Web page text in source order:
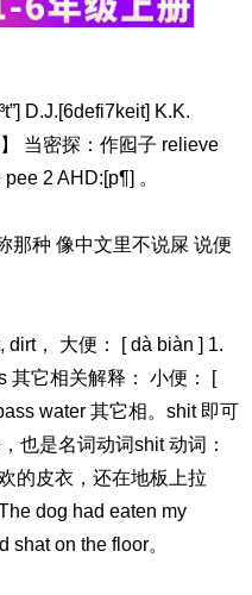
D.J.[6defi7keit] K.K.
当密探：作囮子 relieve
2 AHD:[p¶] 。
那种 像中文里不说屎 说便
dirt， 大便： [ dà biàn ] 1.
其它相关解释： 小便： [
water 其它相。shit 即可
也是名词动词shit 动词：
的皮衣，还在地板上拉
dog had eaten my
shat on the floor。